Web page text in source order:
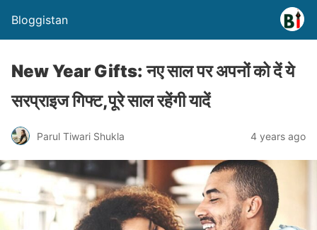
Bloggistan
New Year Gifts: नए साल पर अपनों को दें ये
सरप्राइज गिफ्ट,पूरे साल रहेंगी यादें
Parul Tiwari Shukla 4 years ago